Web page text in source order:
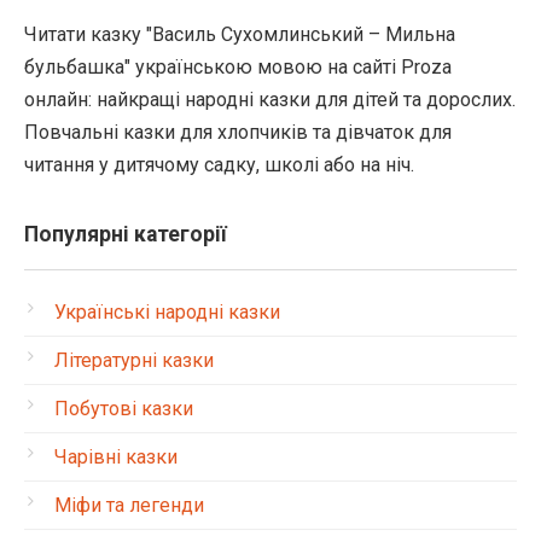
Читати казку "Василь Сухомлинський – Мильна
бульбашка" українською мовою на сайті Proza
онлайн: найкращі народні казки для дітей та дорослих.
Повчальні казки для хлопчиків та дівчаток для
читання у дитячому садку, школі або на ніч.
Популярні категорії
Українські народні казки
Літературні казки
Побутові казки
Чарівні казки
Міфи та легенди